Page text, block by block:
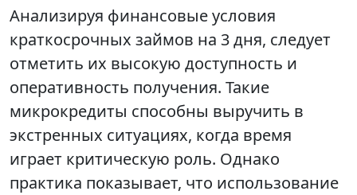
Анализируя финансовые условия
краткосрочных займов на 3 дня, следует
отметить их высокую доступность и
оперативность получения. Такие
микрокредиты способны выручить в
экстренных ситуациях, когда время
играет критическую роль. Однако
практика показывает, что использование